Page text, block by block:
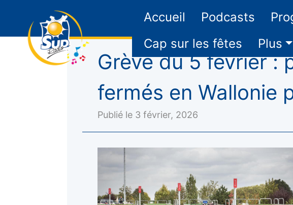
Accueil Podcasts
Cap sur les fêtes
Plus
Grève du 5 février :
fermés en Wallonie
Publié le 3 février, 2026